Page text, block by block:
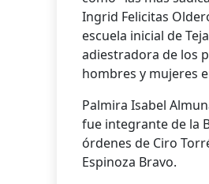
Ingrid Felicitas
escuela inicial de
adiestradora de los
hombres y mujeres
Palmira Isabel
fue integrante de la
órdenes de Ciro
Espinoza Bravo.